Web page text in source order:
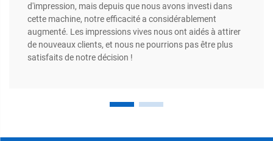
d'impression, mais depuis que nous avons investi dans
cette machine, notre efficacité a considérablement
augmenté. Les impressions vives nous ont aidés à attirer
de nouveaux clients, et nous ne pourrions pas être plus
satisfaits de notre décision !